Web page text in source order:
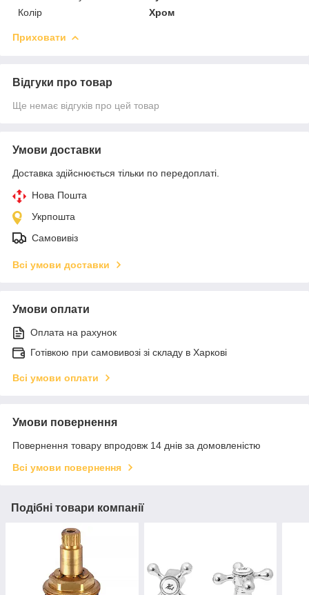
Колір
Хром
Приховати
Відгуки про товар
Ще немає відгуків про цей товар
Умови доставки
Доставка здійснюється тільки по передоплаті.
Нова Пошта
Укрпошта
Самовивіз
Всі умови доставки
Умови оплати
Оплата на рахунок
Готівкою при самовивозі зі складу в Харкові
Всі умови оплати
Умови повернення
Повернення товару впродовж 14 днів за домовленістю
Всі умови повернення
Подібні товари компанії